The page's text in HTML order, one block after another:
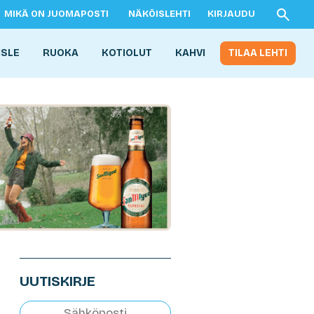
MIKÄ ON JUOMAPOSTI NÄKÖISLEHTI KIRJAUDU
RUOKA KOTIOLUT KAHVI TILAA LEHTI
UUTISKIRJE